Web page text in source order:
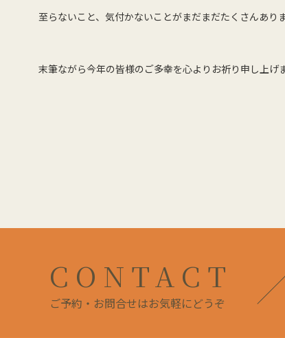
至らないこと、気付かないことがまだまだたくさんあり
末筆ながら今年の皆様のご多幸を心よりお祈り申し上げま
CONTACT
ご予約・お問合せはお気軽にどうぞ